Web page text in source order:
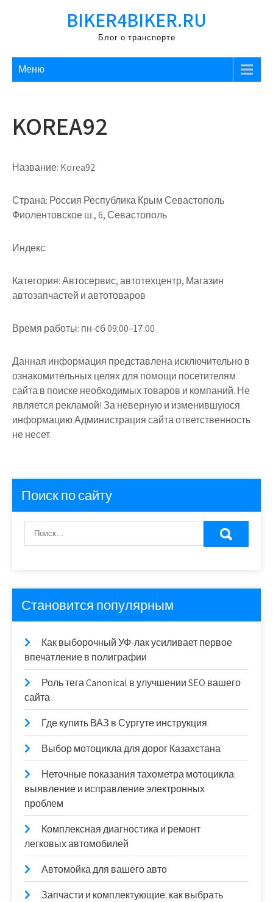
BIKER4BIKER.RU
Блог о транспорте
Меню
KOREA92
Название: Korea92
Страна: Россия Республика Крым Севастополь
Фиолентовское ш., 6, Севастополь
Индекс:
Категория:Автосервис, автотехцентр, Магазин
автозапчастей и автотоваров
Время работы: пн-сб 09:00–17:00
Данная информация представлена исключительно в
ознакомительных целях для помощи посетителям
сайта в поиске необходимых товаров и компаний. Не
является рекламой! За неверную и изменившуюся
информацию Администрация сайта ответственность
не несет.
Поиск по сайту
Становится популярным
Как выборочный УФ-лак усиливает первое
впечатление в полиграфии
Роль тега Canonical в улучшении SEO вашего
сайта
Где купить ВАЗ в Сургуте инструкция
Выбор мотоцикла для дорог Казахстана
Неточные показания тахометра мотоцикла:
выявление и исправление электронных
проблем
Комплексная диагностика и ремонт
легковых автомобилей
Автомойка для вашего авто
Запчасти и комплектующие: как выбрать